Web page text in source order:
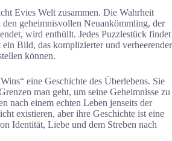
Evies Welt zusammen. Die Wahrheit
geheimnisvollen Neuankömmling, der
wird enthüllt. Jedes Puzzlestück findet
Bild, das komplizierter und verheerender
können.
eine Geschichte des Überlebens. Sie
man geht, um seine Geheimnisse zu
nach einem echten Leben jenseits der
existieren, aber ihre Geschichte ist eine
Identität, Liebe und dem Streben nach